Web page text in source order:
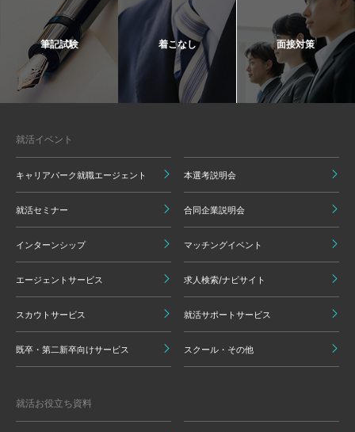
筆記試験 着こなし 面接対策
就活イベント
キャリアパーク就職エージェント 本選考説明会
就活セミナー 合同企業説明会
インターンシップ マッチングイベント
エージェントサービス 求人検索/ナビサイト
スカウトサービス 就活サポートサービス
既卒・第二新卒向けサービス スクール・その他
就活お役立ち資料